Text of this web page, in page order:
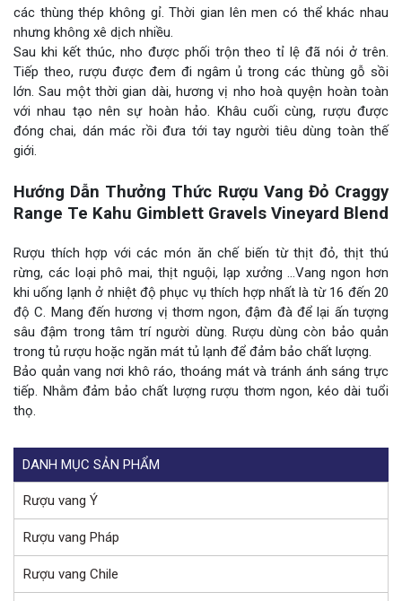
các thùng thép không gỉ. Thời gian lên men có thể khác nhau
nhưng không xê dịch nhiều.
Sau khi kết thúc, nho được phối trộn theo tỉ lệ đã nói ở trên.
Tiếp theo, rượu được đem đi ngâm ủ trong các thùng gỗ sồi
lớn. Sau một thời gian dài, hương vị nho hoà quyện hoàn toàn
với nhau tạo nên sự hoàn hảo. Khâu cuối cùng, rượu được
đóng chai, dán mác rồi đưa tới tay người tiêu dùng toàn thế
giới.
Hướng Dẫn Thưởng Thức Rượu Vang Đỏ Craggy
Range Te Kahu Gimblett Gravels Vineyard Blend
Rượu thích hợp với các món ăn chế biến từ thịt đỏ, thịt thú
rừng, các loại phô mai, thịt nguội, lạp xưởng …Vang ngon hơn
khi uống lạnh ở nhiệt độ phục vụ thích hợp nhất là từ 16 đến 20
độ C. Mang đến hương vị thơm ngon, đậm đà để lại ấn tượng
sâu đậm trong tâm trí người dùng. Rượu dùng còn bảo quản
trong tủ rượu hoặc ngăn mát tủ lạnh để đảm bảo chất lượng.
Bảo quản vang nơi khô ráo, thoáng mát và tránh ánh sáng trực
tiếp. Nhằm đảm bảo chất lượng rượu thơm ngon, kéo dài tuổi
thọ.
DANH MỤC SẢN PHẨM
Rượu vang Ý
Rượu vang Pháp
Rượu vang Chile